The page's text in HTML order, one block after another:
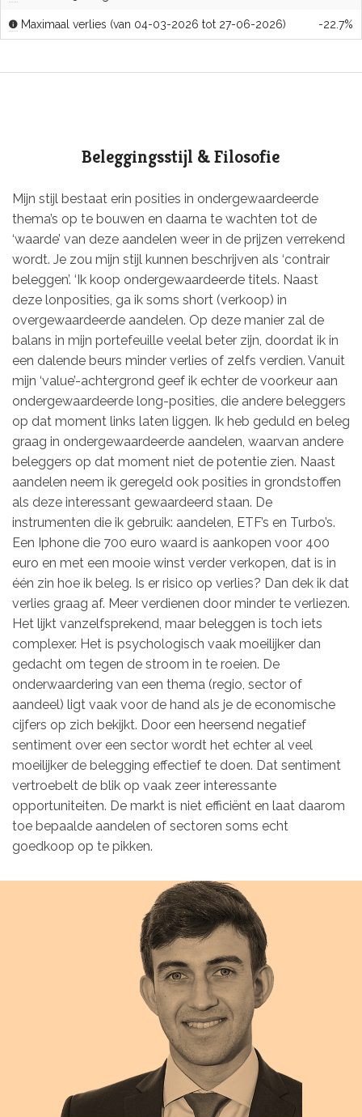
Maximaal verlies (van 04-03-2026 tot 27-06-2026) -22.7%
Beleggingsstijl & Filosofie
Mijn stijl bestaat erin posities in ondergewaardeerde
thema’s op te bouwen en daarna te wachten tot de
‘waarde’ van deze aandelen weer in de prijzen verrekend
wordt. Je zou mijn stijl kunnen beschrijven als ‘contrair
beleggen’. ‘Ik koop ondergewaardeerde titels. Naast
deze lonposities, ga ik soms short (verkoop) in
overgewaardeerde aandelen. Op deze manier zal de
balans in mijn portefeuille veelal beter zijn, doordat ik in
een dalende beurs minder verlies of zelfs verdien. Vanuit
mijn ‘value’-achtergrond geef ik echter de voorkeur aan
ondergewaardeerde long-posities, die andere beleggers
op dat moment links laten liggen. Ik heb geduld en beleg
graag in ondergewaardeerde aandelen, waarvan andere
beleggers op dat moment niet de potentie zien. Naast
aandelen neem ik geregeld ook posities in grondstoffen
als deze interessant gewaardeerd staan. De
instrumenten die ik gebruik: aandelen, ETF’s en Turbo’s.
Een Iphone die 700 euro waard is aankopen voor 400
euro en met een mooie winst verder verkopen, dat is in
één zin hoe ik beleg. Is er risico op verlies? Dan dek ik dat
verlies graag af. Meer verdienen door minder te verliezen.
Het lijkt vanzelfsprekend, maar beleggen is toch iets
complexer. Het is psychologisch vaak moeilijker dan
gedacht om tegen de stroom in te roeien. De
onderwaardering van een thema (regio, sector of
aandeel) ligt vaak voor de hand als je de economische
cijfers op zich bekijkt. Door een heersend negatief
sentiment over een sector wordt het echter al veel
moeilijker de belegging effectief te doen. Dat sentiment
vertroebelt de blik op vaak zeer interessante
opportuniteiten. De markt is niet efficiënt en laat daarom
toe bepaalde aandelen of sectoren soms echt
goedkoop op te pikken.